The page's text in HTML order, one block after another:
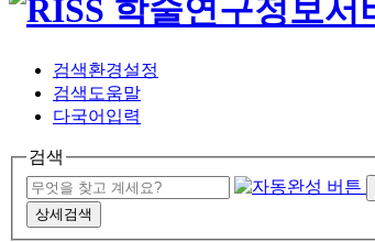
검색환경설정
검색도움말
다국어입력
검색
상세검색